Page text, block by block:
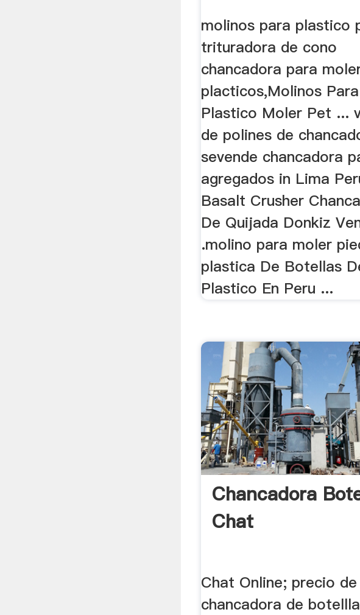
molinos para plastico
trituradora de cono
chancadora para
placticos,Molinos Para
Plastico Moler Pet ...
de polines de
sevende chancadora
agregados in Lima
Basalt Crusher
De Quijada Donkiz
.molino para moler
plastica De Botellas
Plastico En Peru ...
Chancadora
Chat
Chat Online; precio de
chancadora de